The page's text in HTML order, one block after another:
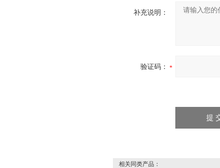
补充说明：
验证码：
相关同类产品：